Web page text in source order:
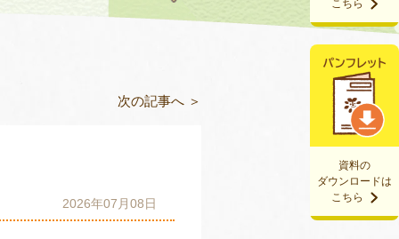
資料の
ダウンロードは
こちら
こちら
次の記事へ ＞
2026年07月08日